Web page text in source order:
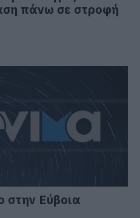
πάνω σε στροφή
στην Εύβοια